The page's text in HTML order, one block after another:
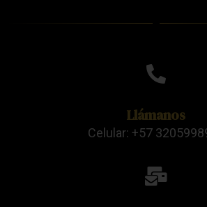
Llámanos
Celular: +57